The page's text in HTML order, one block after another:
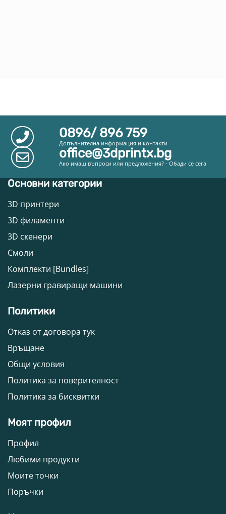
0896/ 896 759
Допълнителна информация и контакти
office@3dprintx.bg
Ако имаш въпроси или предложения? - Обади се сега
Основни категории
3D принтери
3D филаменти
3D скенери
Смоли
Комплекти [Bundles]
Лазерни гравиращи машини
Политики
Отказ от договора тук
Връщане
Общи условия
Политика за поверителност
Политика за бисквитки
Моят профил
Профил
Любими продукти
Моите точки
Поръчки